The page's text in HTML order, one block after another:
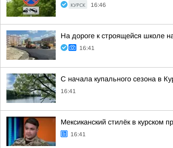
КУРСК 16:46
На дороге к строящейся школе
16:41
С начала купального сезона в
16:41
Мексиканский стилёк в курском
16:41